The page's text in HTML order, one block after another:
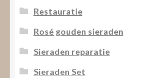
Restauratie
Rosé gouden sieraden
Sieraden reparatie
Sieraden Set